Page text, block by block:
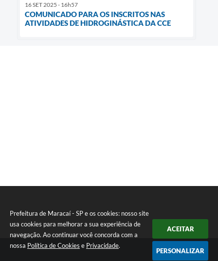
Prefeitura de Maracaí - SP e os cookies: nosso site
usa cookies para melhorar a sua experiência de
navegação. Ao continuar você concorda com a
nossa Política de Cookies e Privacidade.
ACEITAR
PERSONALIZAR
16 SET 2025 - 16h57
COMUNICADO PARA OS INSCRITOS NAS
ATIVIDADES DE HIDROGINÁSTICA DA CCE